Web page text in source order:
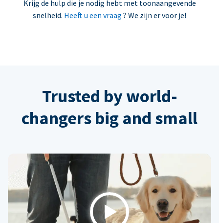
Krijg de hulp die je nodig hebt met toonaangevende
snelheid. Heeft u een vraag ? We zijn er voor je!
Trusted by world-
changers big and small
Play